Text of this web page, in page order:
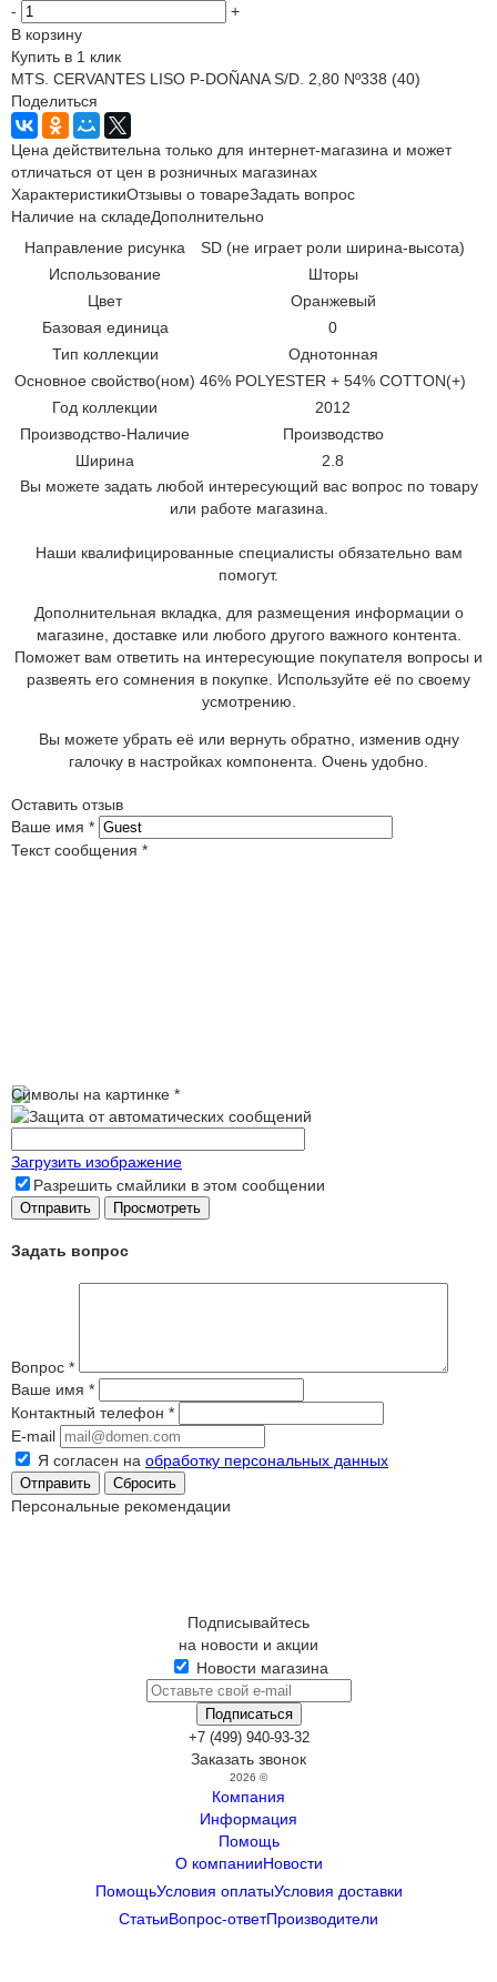
-
+
В корзину
Купить в 1 клик
MTS. CERVANTES LISO P-DOÑANA S/D. 2,80 Nº338 (40)
Поделиться
Цена действительна только для интернет-магазина и может
отличаться от цен в розничных магазинах
ХарактеристикиОтзывы о товареЗадать вопрос
Наличие на складеДополнительно
Направление рисунка
SD (не играет роли ширина-высота)
Использование
Шторы
Цвет
Оранжевый
Базовая единица
0
Тип коллекции
Однотонная
Основное свойство(ном) 46% POLYESTER + 54% COTTON(+)
Год коллекции
2012
Производство-Наличие
Производство
Ширина
2.8
Вы можете задать любой интересующий вас вопрос по товару
или работе магазина.
Наши квалифицированные специалисты обязательно вам
помогут.
Дополнительная вкладка, для размещения информации о
магазине, доставке или любого другого важного контента.
Поможет вам ответить на интересующие покупателя вопросы и
развеять его сомнения в покупке. Используйте её по своему
усмотрению.
Вы можете убрать её или вернуть обратно, изменив одну
галочку в настройках компонента. Очень удобно.
Оставить отзыв
Ваше имя *
Текст сообщения *
Символы на картинке *
Загрузить изображение
Разрешить смайлики в этом сообщении
Задать вопрос
Вопрос *
Ваше имя *
Контактный телефон *
E-mail
Я согласен на обработку персональных данных
Сбросить
Персональные рекомендации
Подписывайтесь
на новости и акции
Новости магазина
+7 (499) 940-93-32
Заказать звонок
2026 ©
Компания
Информация
Помощь
О компанииНовости
ПомощьУсловия оплатыУсловия доставки
СтатьиВопрос-ответПроизводители